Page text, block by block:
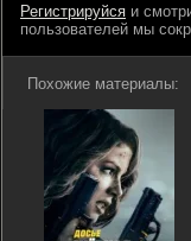
Регистрируйся и
пользователей мы
Похожие материалы: